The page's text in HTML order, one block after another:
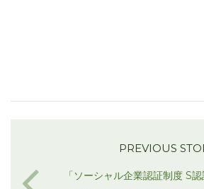
PREVIOUS
「ソーシャル企業認証制度 S